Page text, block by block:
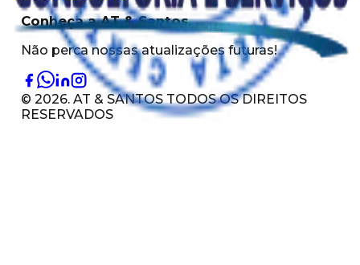
Conheça a AT & Santos
Não perca nossas atualizações futuras!
© 2026. AT & SANTOS TODOS OS DIREITOS
RESERVADOS